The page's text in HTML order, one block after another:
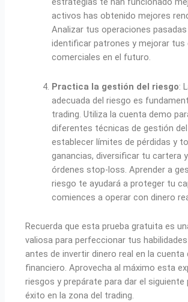
activos has obtenido mejores
Analizar tus operaciones
identificar patrones y mejorar tus
comerciales en el futuro.
Practica la gestión del riesgo:
adecuada del riesgo es
trading. Utiliza la cuenta demo
diferentes técnicas de gestión
establecer límites de pérdidas y
ganancias, diversificar tu cartera
órdenes stop-loss. Aprender a
riesgo te ayudará a proteger tu
comiences a operar con dinero
Recuerda que esta prueba gratuita es
valiosa para perfeccionar tus
antes de invertir dinero real en la cuenta
financiero. Aprovecha al máximo esta
riesgos y prepárate para dar el siguiente
éxito en la zona del trading.